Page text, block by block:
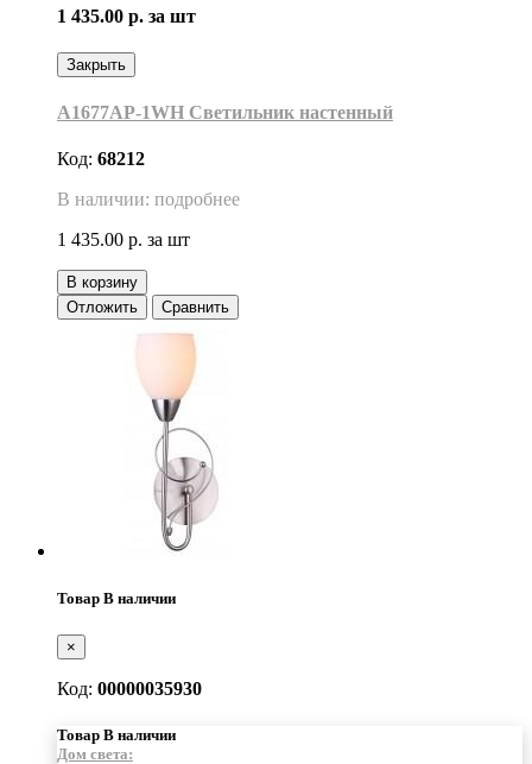
1 435.00 р. за шт
Закрыть
A1677AP-1WH Светильник настенный
Код: 68212
В наличии: подробнее
1 435.00 р. за шт
В корзину
Отложить
Сравнить
Товар В наличии
×
Код: 00000035930
Товар В наличии
Дом света: